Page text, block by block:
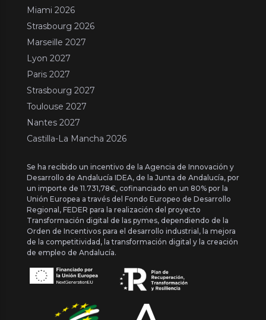
Miami 2026
Strasbourg 2026
Marseille 2027
Lyon 2027
Paris 2027
Strasbourg 2027
Toulouse 2027
Nantes 2027
Castilla-La Mancha 2026
Se ha recibido un incentivo de la Agencia de Innovación y
Desarrollo de Andalucía IDEA, de la Junta de Andalucía, por
un importe de 11.731,78€, cofinanciado en un 80% por la
Unión Europea a través del Fondo Europeo de Desarrollo
Regional, FEDER para la realización del proyecto
Transformación digital de las pymes, dependiendo de la
Orden de Incentivos para el desarrollo industrial, la mejora
de la competitividad, la transformación digital y la creación
de empleo de Andalucía.